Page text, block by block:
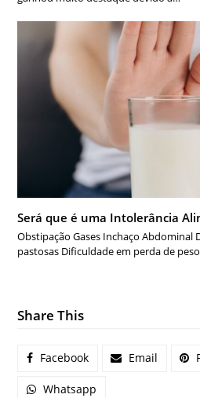
Será que é uma Intolerância
Obstipação Gases Inchaço Abdominal
pastosas Dificuldade em perda de
Share This
Facebook Email
Whatsapp